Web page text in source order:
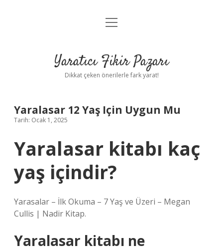
Anasayfa
Yasal Uyarı
menüyü
Yaratıcı Fikir Pazarı
Dikkat çeken önerilerle fark yarat!
Yaralasar 12 Yaş Için Uygun Mu
Tarih: Ocak 1, 2025
Yaralasar kitabı kaç
yaş içindir?
Yarasalar – İlk Okuma – 7 Yaş ve Üzeri – Megan
Cullis | Nadir Kitap.
Yaralasar kitabı ne